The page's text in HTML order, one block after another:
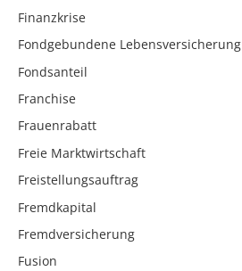
Finanzkrise
Fondgebundene Lebensversicherung
Fondsanteil
Franchise
Frauenrabatt
Freie Marktwirtschaft
Freistellungsauftrag
Fremdkapital
Fremdversicherung
Fusion